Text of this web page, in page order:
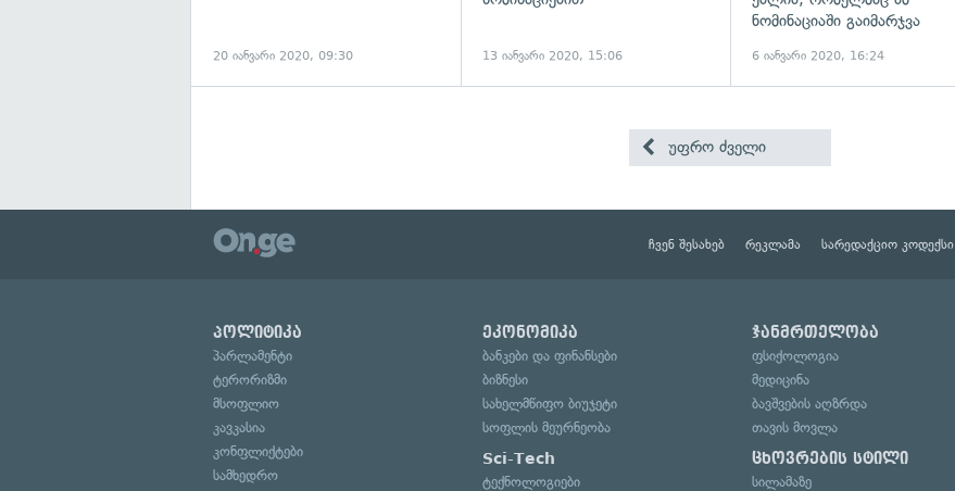
20 იანვარი 2020, 09:30 13 იანვარი 2020, 15:06
ნომინაციაში გაიმარჯვა
6 იანვარი 2020, 16:24
უფრო ძველი
ჩვენ შესახებ რეკლამა სარედაქციო კოდექსი
პოლიტიკა
პარლამენტი
ტერორიზმი
მსოფლიო
კავკასია
კონფლიქტები
სამხედრო
ეკონომიკა
ბანკები და ფინანსები
ბიზნესი
სახელმწიფო ბიუჯეტი
სოფლის მეურნეობა
Sci-Tech
ტექნოლოგიები
ჯანმრთელობა
ფსიქოლოგია
მედიცინა
ბავშვების აღზრდა
თავის მოვლა
ცხოვრების სტილი
სილამაზე